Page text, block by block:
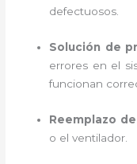
defectuosos.
Solución de
errores en el
funcionan
Reemplazo
o el ventilador.